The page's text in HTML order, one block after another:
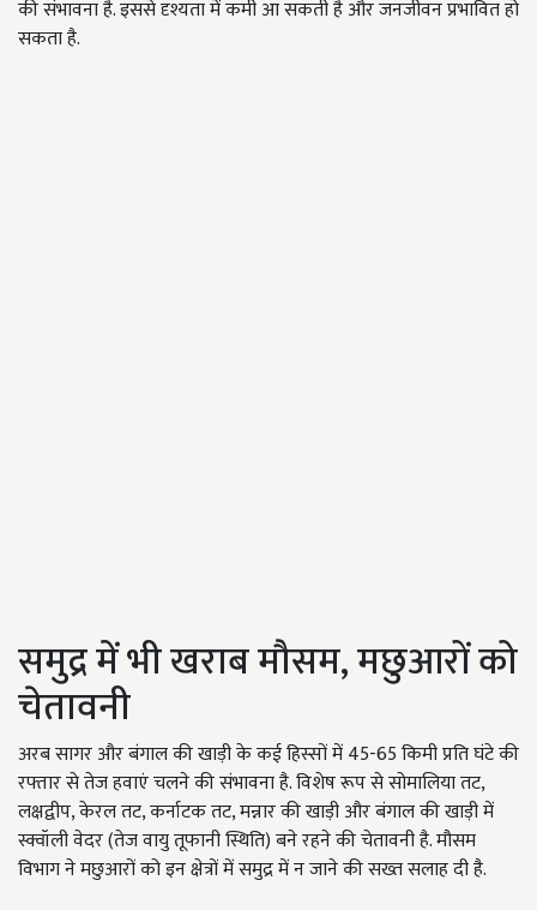
की संभावना है. इससे दृश्यता में कमी आ सकती है और जनजीवन प्रभावित हो
सकता है.
समुद्र में भी खराब मौसम, मछुआरों को
चेतावनी
अरब सागर और बंगाल की खाड़ी के कई हिस्सों में 45-65 किमी प्रति घंटे की
रफ्तार से तेज हवाएं चलने की संभावना है. विशेष रूप से सोमालिया तट,
लक्षद्वीप, केरल तट, कर्नाटक तट, मन्नार की खाड़ी और बंगाल की खाड़ी में
स्क्वॉली वेदर (तेज वायु तूफानी स्थिति) बने रहने की चेतावनी है. मौसम
विभाग ने मछुआरों को इन क्षेत्रों में समुद्र में न जाने की सख्त सलाह दी है.